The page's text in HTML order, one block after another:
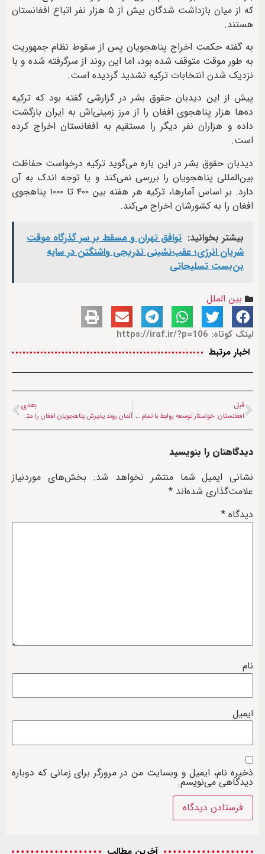
که از میان بازداشت شدگان بیش از ۵ هزار نفر اتباع افغانستان
هستند.
به گفته حکمت اخراج پناهجویان پس از سقوط نظام جمهوریت
به طور موقت متوقف شده بود، اما این روند از سرگرفته شده و با
نزدیک شدن انتخابات ترکیه تشدید گردیده است.
پیش از این دید‌بان حقوق بشر در گزارشی گفته بود که ترکیه
ده‌ها هزار پناهجوی افغان را از مرز زمینی‌اش به ایران بازگشت
داده و هزاران نفر دیگر را مستقیم به افغانستان اخراج کرده
است.
دیدبان حقوق بشر در این‌ باره می‌گوید ترکیه درخواست حفاظت
بین‌المللی پناهجویان را بررسی نمی‌کند و یا توجه اندک به آن
دارد. بر اساس آمارها، ترکیه هر هفته بین ۴۰۰ تا ۱۰۰۰ پناهجوی
افغان را به کشورشان اخراج می‌کند.
بیشتر بخوانید: توافق تهران و مسقط بر سر گذرگاه موقت
شریان انرژی؛ عقب‌نشینی تدریجی واشنگتن در سایه
بن‌بست تسلیحاتی
بین الملل
لینک کوتاه: https://iraf.ir/?p=106
اخبار مرتبط
قبل
افغانستان: خواستار توسعه روابط با تمام کشورهای جهان هستیم
بعدی
آلمان روند پذیرش پناهجویان افغان را متوقف کرد
دیدگاهتان را بنویسید
نشانی ایمیل شما منتشر نخواهد شد. بخش‌های موردنیاز
علامت‌گذاری شده‌اند *
دیدگاه *
نام
ایمیل
ذخیره نام، ایمیل و وبسایت من در مرورگر برای زمانی که دوباره
دیدگاهی می‌نویسم.